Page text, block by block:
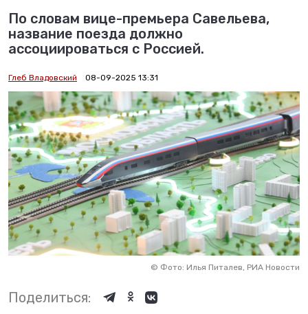
По словам вице-премьера Савельева,
название поезда должно
ассоциироваться с Россией.
Глеб Владовский 08-09-2025 13:31
© Фото: Илья Питалев, РИА Новости
Поделиться: